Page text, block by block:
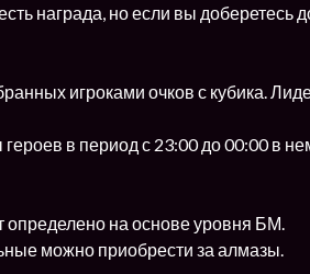
награда, но если вы доберетесь
игроками очков с кубика.
в период с 23:00 до 00:00 в
определено на основе уровня БМ.
можно приобрести за алмазы.